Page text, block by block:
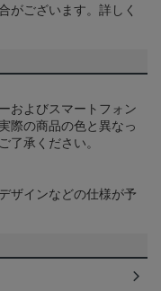
がございます。詳しく
およびスマートフォン
際の商品の色と異なっ
了承ください。
ザインなどの仕様が予